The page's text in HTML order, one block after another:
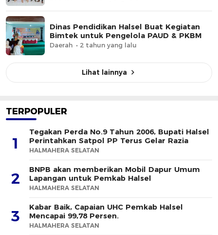
Dinas Pendidikan Halsel Buat Kegiatan
Bimtek untuk Pengelola PAUD & PKBM
Daerah 2 tahun yang lalu
Lihat lainnya
TERPOPULER
1
Tegakan Perda No.9 Tahun 2006, Bupati Halsel
Perintahkan Satpol PP Terus Gelar Razia
HALMAHERA SELATAN
2
BNPB akan memberikan Mobil Dapur Umum
Lapangan untuk Pemkab Halsel
HALMAHERA SELATAN
3
Kabar Baik, Capaian UHC Pemkab Halsel
Mencapai 99,78 Persen.
HALMAHERA SELATAN